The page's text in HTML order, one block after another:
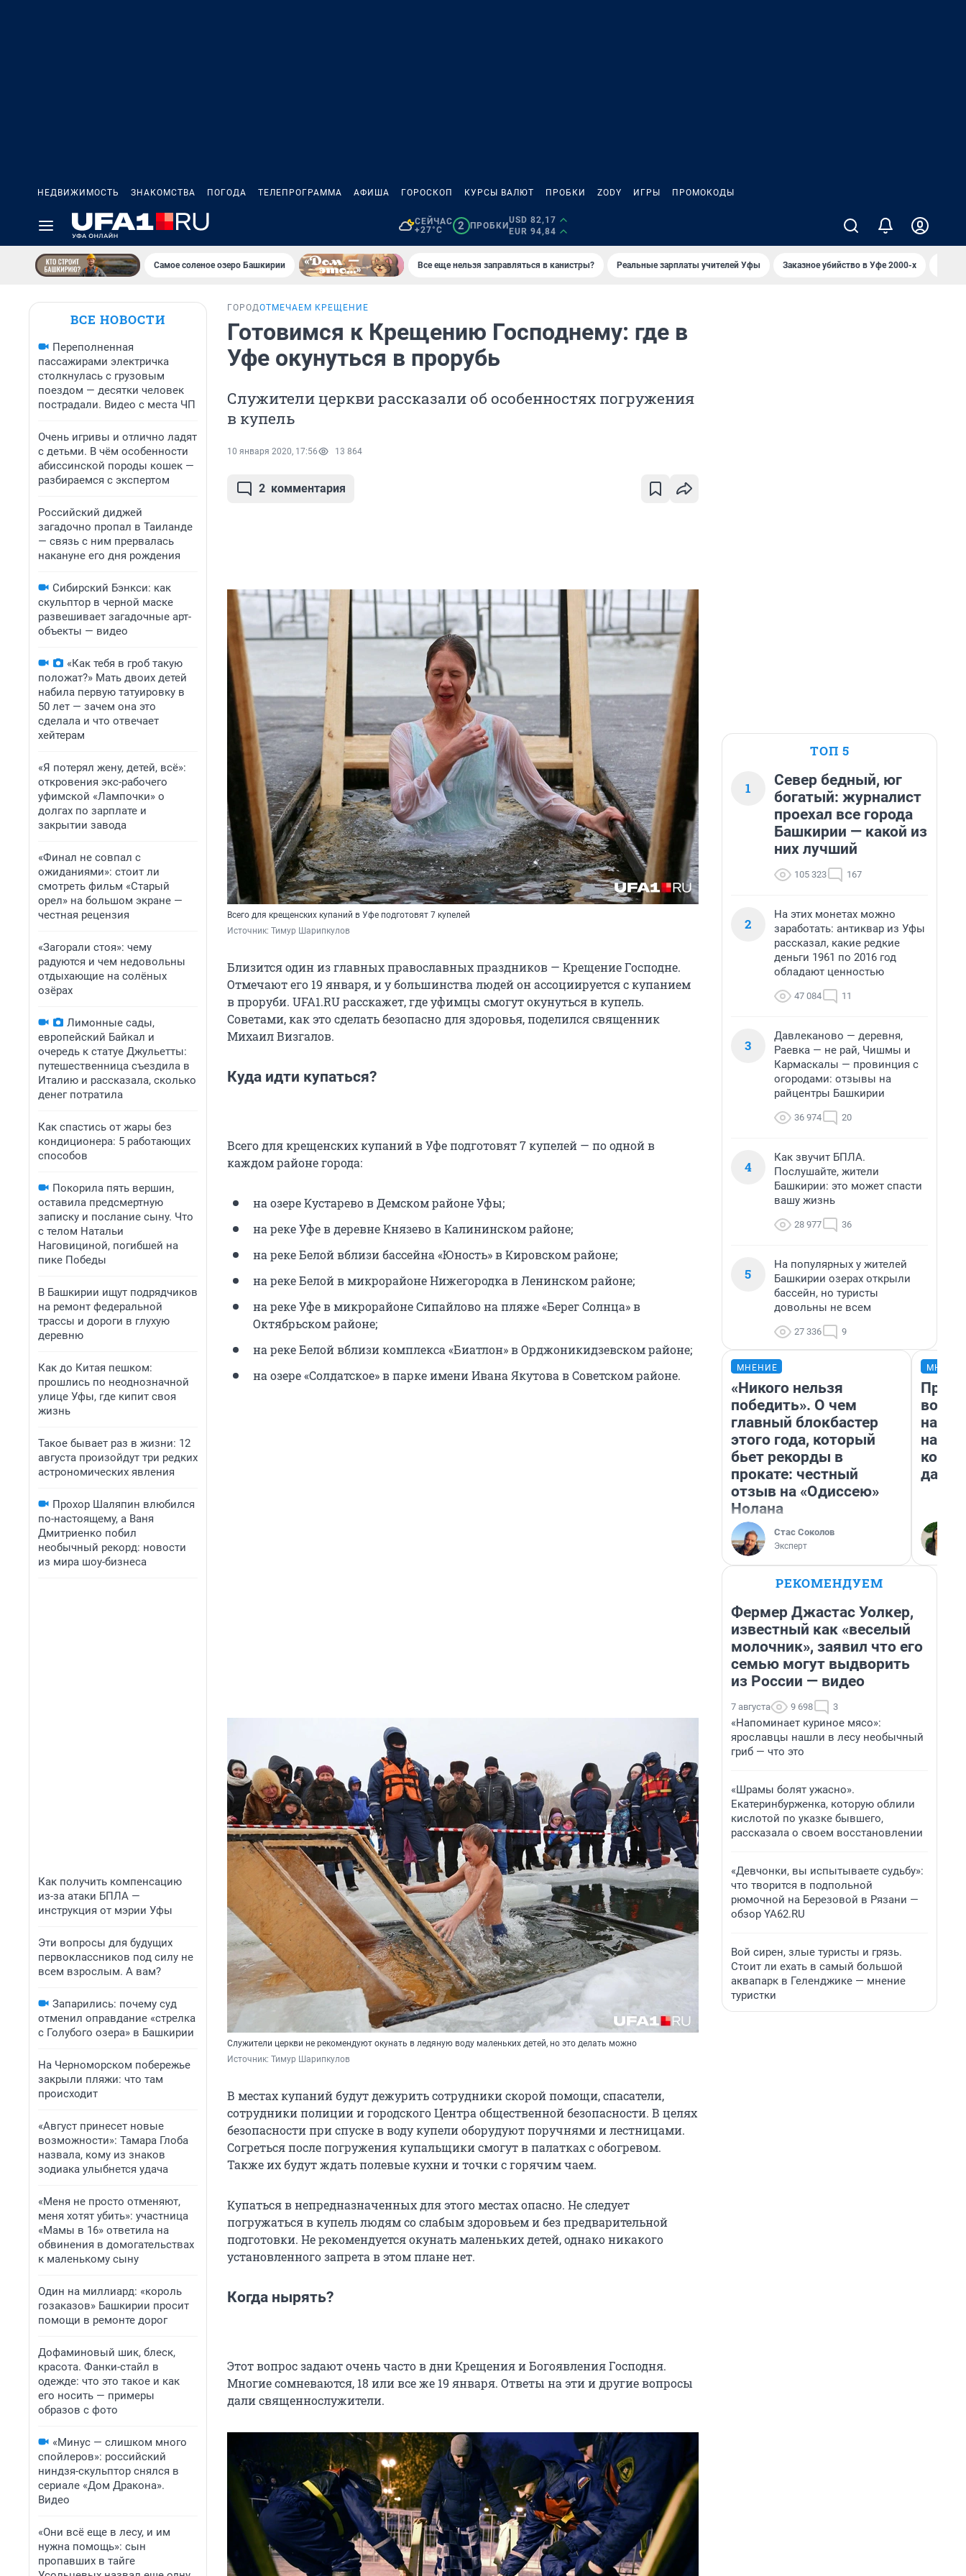
НЕДВИЖИМОСТЬ ЗНАКОМСТВА ПОГОДА ТЕЛЕПРОГРАММА АФИША ГОРОСКОП КУРСЫ ВАЛЮТ ПРОБКИ ZODY ИГРЫ ПРОМОКОДЫ
СЕЙЧАС
+27°C
2 ПРОБКИ
USD 82,17
EUR 94,84
Самое соленое озеро Башкирии Все еще нельзя заправляться в канистры? Реальные зарплаты учителей Уфы Заказное убийство в Уфе 2000-х
ВСЕ НОВОСТИ
Переполненная
пассажирами электричка
столкнулась с грузовым
поездом — десятки человек
пострадали. Видео с места ЧП
Очень игривы и отлично ладят
с детьми. В чём особенности
абиссинской породы кошек —
разбираемся с экспертом
Российский диджей
загадочно пропал в Таиланде
— связь с ним прервалась
накануне его дня рождения
Сибирский Бэнкси: как
скульптор в черной маске
развешивает загадочные арт-
объекты — видео
«Как тебя в гроб такую
положат?» Мать двоих детей
набила первую татуировку в
50 лет — зачем она это
сделала и что отвечает
хейтерам
«Я потерял жену, детей, всё»:
откровения экс-рабочего
уфимской «Лампочки» о
долгах по зарплате и
закрытии завода
«Финал не совпал с
ожиданиями»: стоит ли
смотреть фильм «Старый
орел» на большом экране —
честная рецензия
«Загорали стоя»: чему
радуются и чем недовольны
отдыхающие на солёных
озёрах
Лимонные сады,
европейский Байкал и
очередь к статуе Джульетты:
путешественница съездила в
Италию и рассказала, сколько
денег потратила
Как спастись от жары без
кондиционера: 5 работающих
способов
Покорила пять вершин,
оставила предсмертную
записку и послание сыну. Что
с телом Натальи
Наговициной, погибшей на
пике Победы
В Башкирии ищут подрядчиков
на ремонт федеральной
трассы и дороги в глухую
деревню
Как до Китая пешком:
прошлись по неоднозначной
улице Уфы, где кипит своя
жизнь
Такое бывает раз в жизни: 12
августа произойдут три редких
астрономических явления
Прохор Шаляпин влюбился
по-настоящему, а Ваня
Дмитриенко побил
необычный рекорд: новости
из мира шоу-бизнеса
Как получить компенсацию
из-за атаки БПЛА —
инструкция от мэрии Уфы
Эти вопросы для будущих
первоклассников под силу не
всем взрослым. А вам?
Запарились: почему суд
отменил оправдание «стрелка
с Голубого озера» в Башкирии
На Черноморском побережье
закрыли пляжи: что там
происходит
«Август принесет новые
возможности»: Тамара Глоба
назвала, кому из знаков
зодиака улыбнется удача
«Меня не просто отменяют,
меня хотят убить»: участница
«Мамы в 16» ответила на
обвинения в домогательствах
к маленькому сыну
Один на миллиард: «король
гозаказов» Башкирии просит
помощи в ремонте дорог
Дофаминовый шик, блеск,
красота. Фанки-стайл в
одежде: что это такое и как
его носить — примеры
образов с фото
«Минус — слишком много
спойлеров»: российский
ниндзя-скульптор снялся в
сериале «Дом Дракона».
Видео
«Они всё еще в лесу, и им
нужна помощь»: сын
пропавших в тайге
ГОРОДОТМЕЧАЕМ КРЕЩЕНИЕ
Готовимся к Крещению Господнему: где в
Уфе окунуться в прорубь
Служители церкви рассказали об особенностях погружения
в купель
10 января 2020, 17:56 13 864
2 комментария
Всего для крещенских купаний в Уфе подготовят 7 купелей
Источник: Тимур Шарипкулов
Близится один из главных православных праздников — Крещение Господне.
Отмечают его 19 января, и у большинства людей он ассоциируется с купанием
в проруби. UFA1.RU расскажет, где уфимцы смогут окунуться в купель.
Советами, как это сделать безопасно для здоровья, поделился священник
Михаил Визгалов.
Куда идти купаться?
Всего для крещенских купаний в Уфе подготовят 7 купелей — по одной в
каждом районе города:
на озере Кустарево в Демском районе Уфы;
на реке Уфе в деревне Князево в Калининском районе;
на реке Белой вблизи бассейна «Юность» в Кировском районе;
на реке Белой в микрорайоне Нижегородка в Ленинском районе;
на реке Уфе в микрорайоне Сипайлово на пляже «Берег Солнца» в
Октябрьском районе;
на реке Белой вблизи комплекса «Биатлон» в Орджоникидзевском районе;
на озере «Солдатское» в парке имени Ивана Якутова в Советском районе.
Служители церкви не рекомендуют окунать в ледяную воду маленьких детей, но это делать можно
Источник: Тимур Шарипкулов
В местах купаний будут дежурить сотрудники скорой помощи, спасатели,
сотрудники полиции и городского Центра общественной безопасности. В целях
безопасности при спуске в воду купели оборудуют поручнями и лестницами.
Согреться после погружения купальщики смогут в палатках с обогревом.
Также их будут ждать полевые кухни и точки с горячим чаем.
Купаться в непредназначенных для этого местах опасно. Не следует
погружаться в купель людям со слабым здоровьем и без предварительной
подготовки. Не рекомендуется окунать маленьких детей, однако никакого
установленного запрета в этом плане нет.
Когда нырять?
Этот вопрос задают очень часто в дни Крещения и Богоявления Господня.
Многие сомневаются, 18 или все же 19 января. Ответы на эти и другие вопросы
дали священнослужители.
ТОП 5
1
Север бедный, юг
богатый: журналист
проехал все города
Башкирии — какой из
них лучший
105 323 167
2
На этих монетах можно
заработать: антиквар из Уфы
рассказал, какие редкие
деньги 1961 по 2016 год
обладают ценностью
47 084 11
3
Давлеканово — деревня,
Раевка — не рай, Чишмы и
Кармаскалы — провинция с
огородами: отзывы на
райцентры Башкирии
36 974 20
4
Как звучит БПЛА.
Послушайте, жители
Башкирии: это может спасти
вашу жизнь
28 977 36
5
На популярных у жителей
Башкирии озерах открыли
бассейн, но туристы
довольны не всем
27 336 9
МНЕНИЕ
«Никого нельзя
победить». О чем
главный блокбастер
этого года, который
бьет рекорды в
прокате: честный
отзыв на «Одиссею»
Нолана
Стас Соколов
Эксперт
нам
даже
РЕКОМЕНДУЕМ
Фермер Джастас Уолкер,
известный как «веселый
молочник», заявил что его
семью могут выдворить
из России — видео
7 августа 9 698 3
«Напоминает куриное мясо»:
ярославцы нашли в лесу необычный
гриб — что это
«Шрамы болят ужасно».
Екатеринбурженка, которую облили
кислотой по указке бывшего,
рассказала о своем восстановлении
«Девчонки, вы испытываете судьбу»:
что творится в подпольной
рюмочной на Березовой в Рязани —
обзор YA62.RU
Вой сирен, злые туристы и грязь.
Стоит ли ехать в самый большой
аквапарк в Геленджике — мнение
туристки